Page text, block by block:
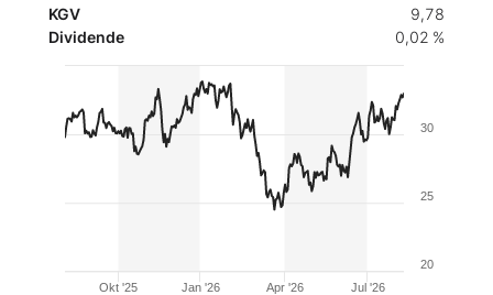
KGV
9,78
Dividende
0,02 %
Okt '25 Jan '26 Apr '26 Jul '26
20
25
30